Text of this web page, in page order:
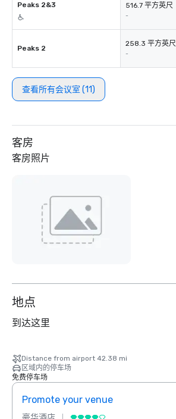
Peaks 2&3 516.7 平方英尺
-
Peaks 2
258.3 平方英尺
-
查看所有会议室 (11)
客房
客房照片
地点
到达这里
Distance from airport 42.38 mi
区域内的停车场
免费停车场
Promote your venue